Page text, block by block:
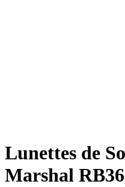
Lunettes de
Marshal